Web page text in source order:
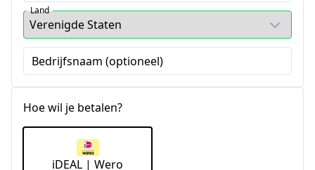
Land
Bedrijfsnaam (optioneel)
Hoe wil je betalen?
iDEAL | Wero